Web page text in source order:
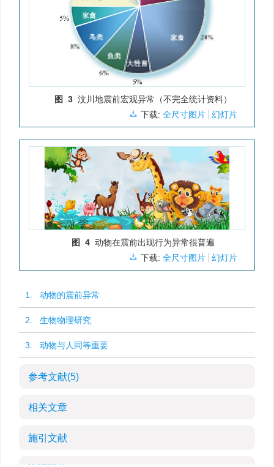
图 3 汶川地震前宏观异常（不完全统计资料）
下载: 全尺寸图片 幻灯片
图 4 动物在震前出现行为异常很普遍
下载: 全尺寸图片 幻灯片
1. 动物的震前异常
2. 生物物理研究
3. 动物与人同等重要
参考文献(5)
相关文章
施引文献